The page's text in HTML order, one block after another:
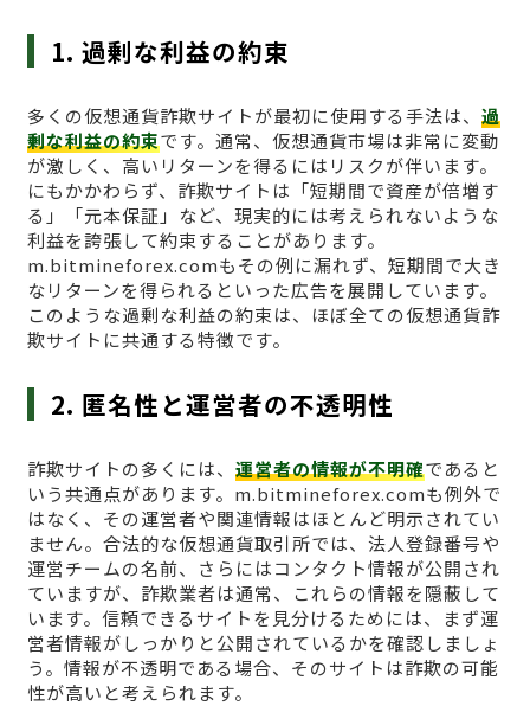
1. 過剰な利益の約束
多くの仮想通貨詐欺サイトが最初に使用する手法は、 過
剰な利益の約束です。通常、仮想通貨市場は非常に変動
が激しく、高いリターンを得るにはリスクが伴います。
にもかかわらず、詐欺サイトは「短期間で資産が倍増す
る」「元本保証」など、現実的には考えられないような
利益を誇張して約束することがあります。
m.bitmineforex.comもその例に漏れず、短期間で大き
なリターンを得られるといった広告を展開しています。
このような過剰な利益の約束は、ほぼ全ての仮想通貨詐
欺サイトに共通する特徴です。
2. 匿名性と運営者の不透明性
詐欺サイトの多くには、 運営者の情報が不明確であると
いう共通点があります。m.bitmineforex.comも例外で
はなく、その運営者や関連情報はほとんど明示されてい
ません。合法的な仮想通貨取引所では、法人登録番号や
運営チームの名前、さらにはコンタクト情報が公開され
ていますが、詐欺業者は通常、これらの情報を隠蔽して
います。信頼できるサイトを見分けるためには、まず運
営者情報がしっかりと公開されているかを確認しましょ
う。情報が不透明である場合、そのサイトは詐欺の可能
性が高いと考えられます。